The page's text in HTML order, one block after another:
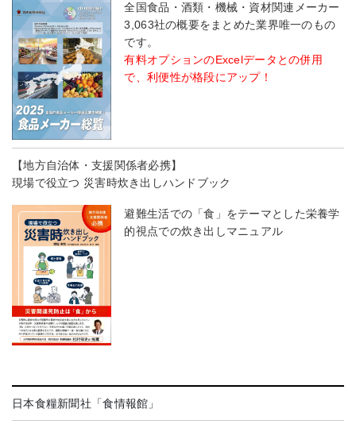
全国食品・酒類・機械・資材関連メーカー
3,063社の概要をまとめた業界唯一のもの
です。
有料オプションのExcelデータとの併用
で、利便性が格段にアップ！
【地方自治体・支援関係者必携】
現場で役立つ 災害時炊き出しハンドブック
避難生活での「食」をテーマとした栄養学
的視点での炊き出しマニュアル
日本食糧新聞社「食情報館」